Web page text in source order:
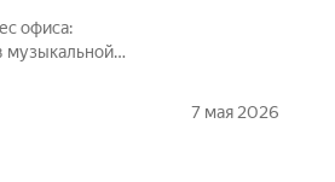
офиса:
музыкальной
7 мая 2026